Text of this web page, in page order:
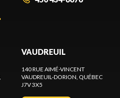
VAUDREUIL
140 RUE AIMÉ-VINCENT
VAUDREUIL-DORION , QUÉBEC
J7V 3X5